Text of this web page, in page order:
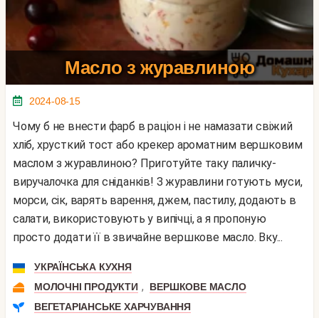
Масло з журавлиною
2024-08-15
Чому б не внести фарб в раціон і не намазати свіжий
хліб, хрусткий тост або крекер ароматним вершковим
маслом з журавлиною? Приготуйте таку паличку-
виручалочка для сніданків! З журавлини готують муси,
морси, сік, варять варення, джем, пастилу, додають в
салати, використовують у випічці, а я пропоную
просто додати її в звичайне вершкове масло. Вку...
УКРАЇНСЬКА КУХНЯ
МОЛОЧНІ ПРОДУКТИ ,
ВЕРШКОВЕ МАСЛО
ВЕГЕТАРІАНСЬКЕ ХАРЧУВАННЯ